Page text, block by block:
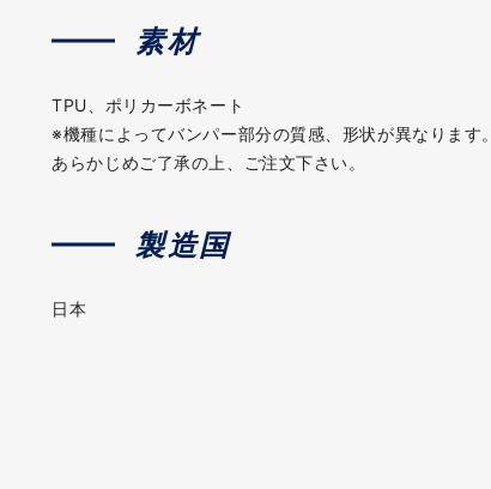
素材
TPU、ポリカーボネート
※機種によってバンパー部分の質感、形状が異なります。
あらかじめご了承の上、ご注文下さい。
製造国
日本